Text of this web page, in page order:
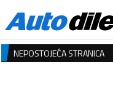
NEPOSTOJEĆA STRANICA